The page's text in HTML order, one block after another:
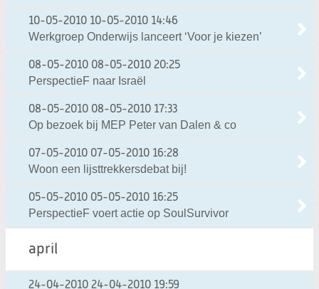
10-05-2010 10-05-2010 14:46
Werkgroep Onderwijs lanceert ‘Voor je kiezen’
08-05-2010 08-05-2010 20:25
PerspectieF naar Israël
08-05-2010 08-05-2010 17:33
Op bezoek bij MEP Peter van Dalen & co
07-05-2010 07-05-2010 16:28
Woon een lijsttrekkersdebat bij!
05-05-2010 05-05-2010 16:25
PerspectieF voert actie op SoulSurvivor
april
24-04-2010 24-04-2010 19:59